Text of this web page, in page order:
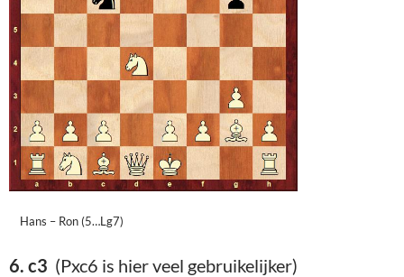
Hans – Ron (5…Lg7)
6. c3 (Pxc6 is hier veel gebruikelijker)